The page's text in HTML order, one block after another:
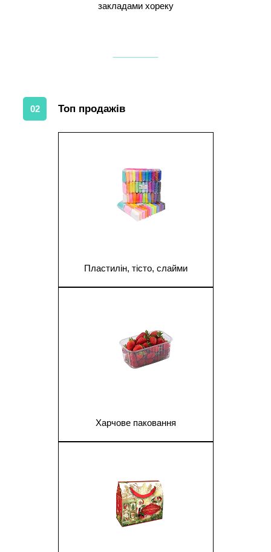
закладами хореку
02 Топ продажів
Пластилін, тісто, слайми
Харчове паковання